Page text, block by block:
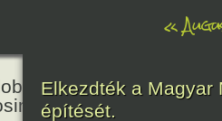
«
az első
Elkezdték a Magyar
építését.